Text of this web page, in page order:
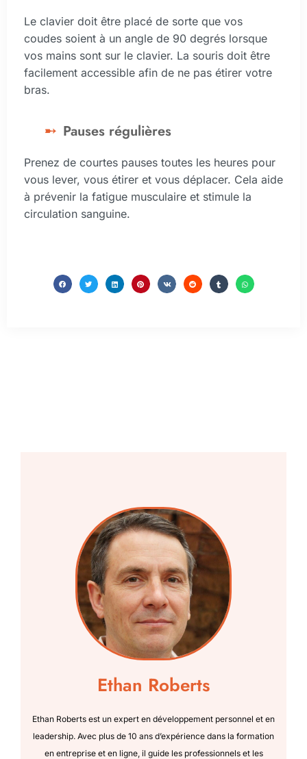
Le clavier doit être placé de sorte que vos
coudes soient à un angle de 90 degrés lorsque
vos mains sont sur le clavier. La souris doit être
facilement accessible afin de ne pas étirer votre
bras.
Pauses régulières
Prenez de courtes pauses toutes les heures pour
vous lever, vous étirer et vous déplacer. Cela aide
à prévenir la fatigue musculaire et stimule la
circulation sanguine.
Ethan Roberts
Ethan Roberts est un expert en développement personnel et en
leadership. Avec plus de 10 ans d’expérience dans la formation
en entreprise et en ligne, il guide les professionnels et les